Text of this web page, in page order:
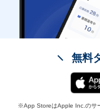
無料
※App StoreはApple Inc.のサ